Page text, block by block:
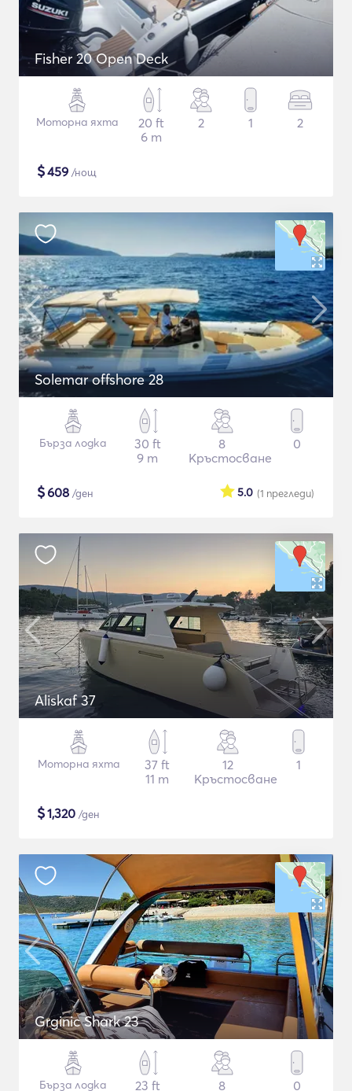
Fisher 20 Open Deck
Моторна яхта
20 ft
6 m
2 1 2
$459 /нощ
Solemar offshore 28
Бърза лодка
30 ft
9 m
8
Кръстосване
0
$608 /ден (1 прегледи)
5.0
Aliskaf 37
Моторна яхта
37 ft
11 m
12
Кръстосване
1
$1,320 /ден
Grginic Shark 23
Бърза лодка
23 ft
8
0